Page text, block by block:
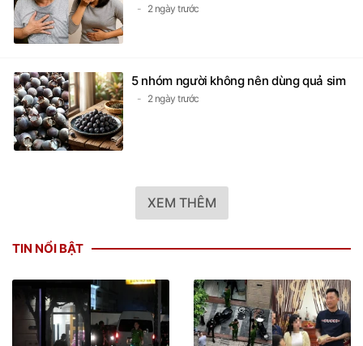
2 ngày trước
5 nhóm người không nên dùng quả sim
2 ngày trước
XEM THÊM
TIN NỔI BẬT